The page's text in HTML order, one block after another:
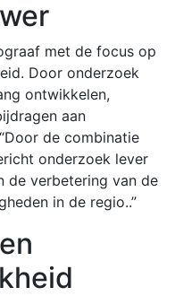
met de focus op
Door onderzoek
ontwikkelen,
aan
de combinatie
onderzoek lever
de verbetering van de
in de regio..”